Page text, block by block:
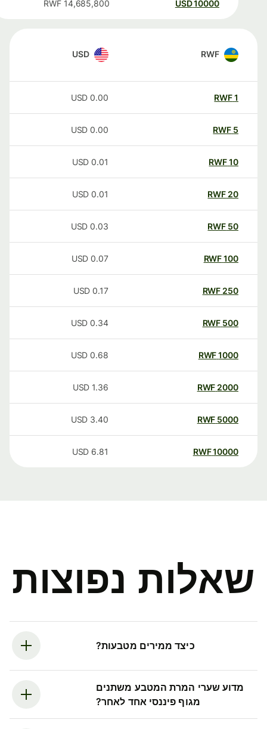
10000
USD
14,685,800
RWF
RWF
USD
RWF
0.00
USD
RWF
0.00
USD
RWF
0.01
USD
20
RWF
0.01
USD
50
RWF
0.03
USD
100
RWF
0.07
USD
250
RWF
0.17
USD
500
RWF
0.34
USD
1000
RWF
0.68
USD
2000
RWF
1.36
USD
5000
RWF
3.40
USD
10000
RWF
6.81
USD
שאלות נפוצות
כיצד ממירים מטבעות?
מדוע שערי המרת המטבע משתנים
מגוף פיננסי אחד לאחר?